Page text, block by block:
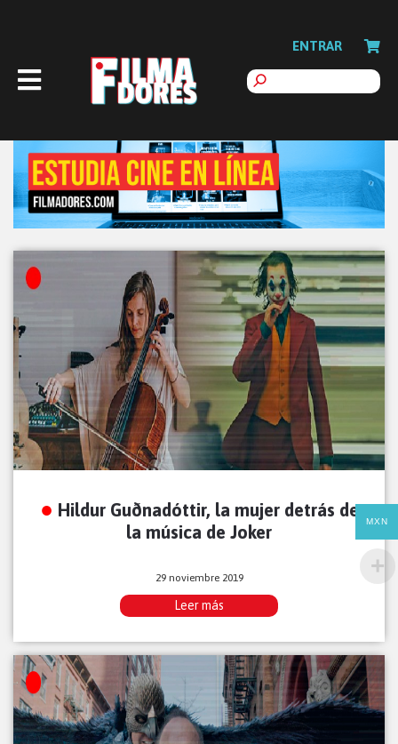
ENTRAR
Hildur Guðnadóttir, la mujer detrás de
la música de Joker
29 noviembre 2019
Leer más
MXN